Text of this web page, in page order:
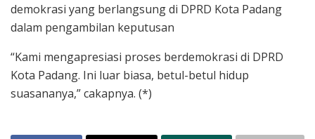
demokrasi yang berlangsung di DPRD Kota Padang
dalam pengambilan keputusan
“Kami mengapresiasi proses berdemokrasi di DPRD
Kota Padang. Ini luar biasa, betul-betul hidup
suasananya,” cakapnya. (*)